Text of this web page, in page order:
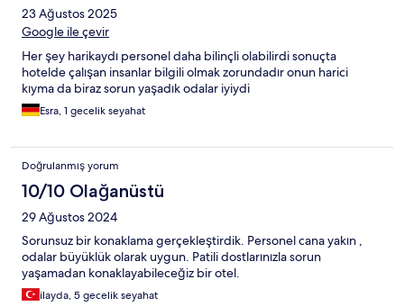
23 Ağustos 2025
Google ile çevir
Her şey harikaydı personel daha bilinçli olabilirdi sonuçta
hotelde çalışan insanlar bilgili olmak zorundadır onun harici
kıyma da biraz sorun yaşadık odalar iyiydi
Esra, 1 gecelik seyahat
Doğrulanmış yorum
10/10 Olağanüstü
29 Ağustos 2024
Sorunsuz bir konaklama gerçekleştirdik. Personel cana yakın ,
odalar büyüklük olarak uygun. Patili dostlarınızla sorun
yaşamadan konaklayabileceğiz bir otel.
ilayda, 5 gecelik seyahat